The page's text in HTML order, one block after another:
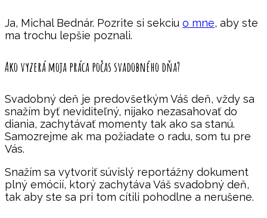
Ja, Michal Bednár. Pozrite si sekciu o mne, aby ste
ma trochu lepšie poznali.
Ako vyzerá moja práca počas svadobného dňa?
Svadobný deň je predovšetkým Váš deň, vždy sa
snažím byť neviditeľný, nijako nezasahovať do
diania, zachytávať momenty tak ako sa stanú.
Samozrejme ak ma požiadate o radu, som tu pre
Vás.
Snažím sa vytvoriť súvislý reportážny dokument
plný emócií, ktorý zachytáva Váš svadobný deň,
tak aby ste sa pri tom cítili pohodlne a nerušene.